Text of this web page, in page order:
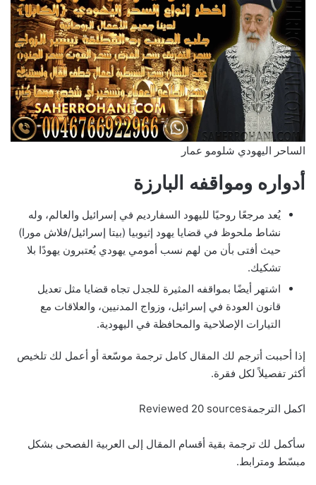
الساحر اليهودي شلومو عمار
أدواره ومواقفه البارزة
يُعد مرجعًا روحيًا لليهود السفارديم في إسرائيل والعالم، وله
نشاط ملحوظ في قضايا يهود إثيوبيا (بيتا إسرائيل/فلاش مورا)
حيث أفتى بأن من لهم نسب أمومي يهودي يُعتبرون يهودًا بلا
تشكيك.
اشتهر أيضًا بمواقفه المثيرة للجدل تجاه قضايا مثل تعديل
قانون العودة في إسرائيل، وزواج المدنيين، والعلاقات مع
التيارات الإصلاحية والمحافظة في اليهودية.
إذا أحببت أترجم لك المقال كامل ترجمة موسّعة أو أعمل لك تلخيص
أكثر تفصيلاً لكل فقرة.
اكمل الترجمةReviewed 20 sources
سأكمل لك ترجمة بقية أقسام المقال إلى العربية الفصحى بشكل
مبسّط ومترابط.